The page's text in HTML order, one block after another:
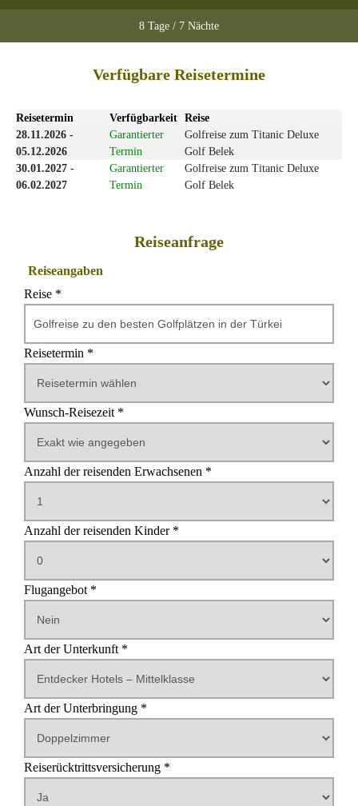
8 Tage / 7 Nächte
Verfügbare Reisetermine
Reisetermin Verfügbarkeit Reise
28.11.2026 -
05.12.2026
Garantierter
Termin
Golfreise zum Titanic Deluxe
Golf Belek
30.01.2027 -
06.02.2027
Garantierter
Termin
Golfreise zum Titanic Deluxe
Golf Belek
Reiseanfrage
Reiseangaben
Reise *
Reisetermin *
Wunsch-Reisezeit *
Reisedauer in Tagen
Anzahl der reisenden Erwachsenen *
Anzahl der reisenden Kinder *
Alter des ersten Kindes
Alter des zweiten Kindes
Alter des dritten Kindes
Alter des vierten Kindes
Alter des fünften Kindes
Flugangebot *
Abflughafen
Art der Unterkunft *
Art der Unterbringung *
Reiserücktrittsversicherung *